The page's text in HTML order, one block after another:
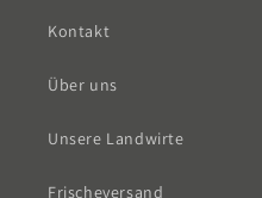
Kontakt
Über uns
Unsere Landwirte
Frischeversand